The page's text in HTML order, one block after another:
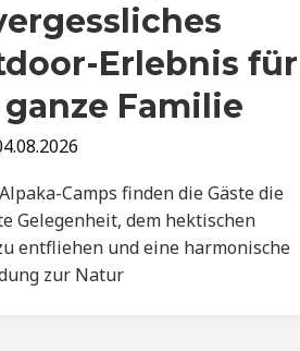
Erlebnis für
Familie
Camps finden die Gäste die
Gelegenheit, dem hektischen
entfliehen und eine harmonische
zur Natur